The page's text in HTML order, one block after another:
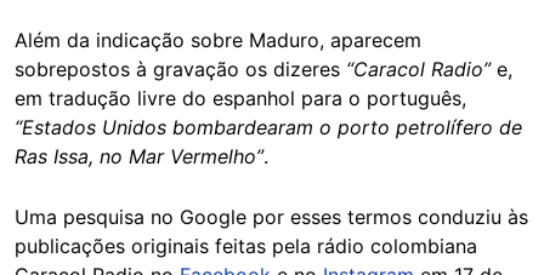
Além da indicação sobre Maduro, aparecem
sobrepostos à gravação os dizeres “Caracol Radio”e,
em tradução livre do espanhol para o português,
“Estados Unidos bombardearam o porto petrolífero de
Ras Issa, no Mar Vermelho”.
Uma pesquisa no Google por esses termos conduziu às
publicações originais feitas pela rádio colombiana